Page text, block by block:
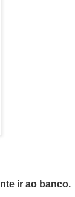
ir ao banco.